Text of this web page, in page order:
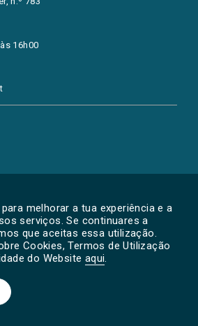
melhorar a tua experiência e a
serviços. Se continuares a
que aceitas essa utilização.
Cookies, Termos de Utilização
do Website aqui.
16h00
© PAN 2026